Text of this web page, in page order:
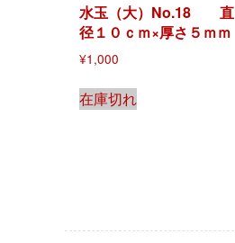
水玉（大）No.18 直
径１０ｃｍ×厚さ５ｍｍ
¥1,000
在庫切れ